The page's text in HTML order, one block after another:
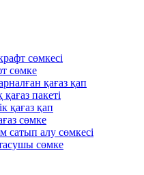
сөмкесі
сөмке
қағаз қап
пакеті
қағаз қап
сөмке
сатып алу сөмкесі
сөмке